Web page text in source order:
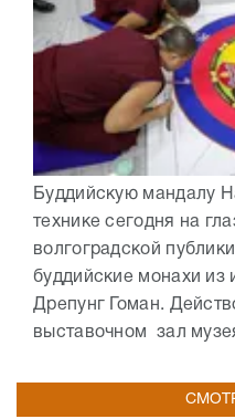
Буддийскую мандалу
технике сегодня на
волгоградской
буддийские монахи из
Дрепунг Гоман.
выставочном зал